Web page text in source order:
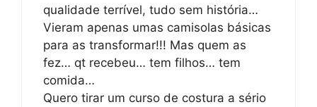
qualidade terrível, tudo sem história…
Vieram apenas umas camisolas básicas
para as transformar!!! Mas quem as
fez… qt recebeu… tem filhos… tem
comida…
Quero tirar um curso de costura a sério